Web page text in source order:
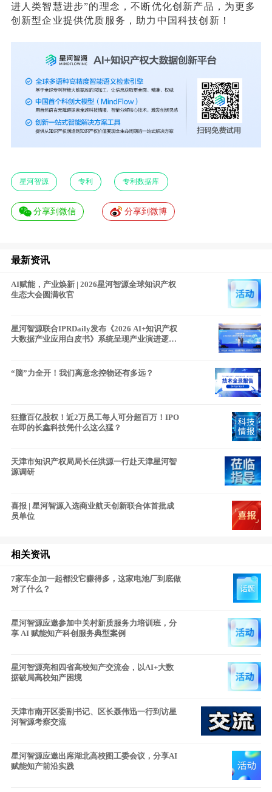
进人类智慧进步”的理念，不断优化创新产品，为更多
创新型企业提供优质服务，助力中国科技创新！
星河智源 专利 专利数据库
分享到微信 分享到微博
最新资讯
AI赋能，产业焕新 | 2026星河智源全球知识产权
生态大会圆满收官
星河智源联合IPRDaily发布《2026 AI+知识产权
大数据产业应用白皮书》系统呈现产业演进逻辑
“脑”力全开！我们离意念控物还有多远？
狂撒百亿股权！近2万员工每人可分超百万！IPO
在即的长鑫科技凭什么这么猛？
天津市知识产权局局长任洪源一行赴天津星河智
源调研
喜报 | 星河智源入选商业航天创新联合体首批成
员单位
相关资讯
7家车企加一起都没它赚得多，这家电池厂到底做
对了什么？
星河智源应邀参加中关村新质服务力培训班，分
享 AI 赋能知产科创服务典型案例
星河智源亮相四省高校知产交流会，以AI+大数
据破局高校知产困境
天津市南开区委副书记、区长聂伟迅一行到访星
河智源考察交流
星河智源应邀出席湖北高校图工委会议，分享AI
赋能知产前沿实践